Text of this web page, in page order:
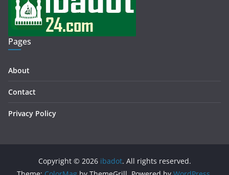
Pages
About
Contact
Privacy Policy
Copyright © 2026 ibadot. All rights reserved.